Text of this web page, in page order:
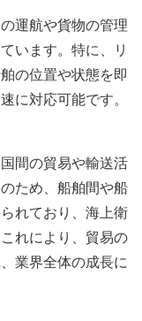
運航や貨物の管理
います。特に、リ
の位置や状態を即
に対応可能です。
間の貿易や輸送活
ため、船舶間や船
れており、海上衛
れにより、貿易の
業界全体の成長に